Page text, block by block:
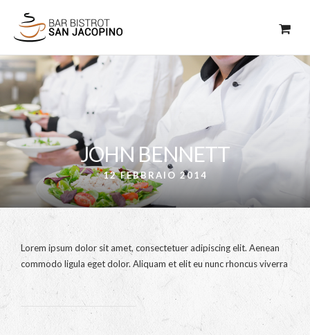
JOHN BENNETT
12 FEBBRAIO 2014
Lorem ipsum dolor sit amet, consectetuer adipiscing elit. Aenean
commodo ligula eget dolor. Aliquam et elit eu nunc rhoncus viverra